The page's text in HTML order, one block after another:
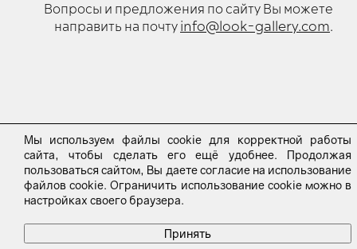
Вопросы и предложения по сайту Вы можете
направить на почтуinfo@look-gallery.com.
Мы используем файлы cookie для корректной работы
сайта, чтобы сделать его ещё удобнее. Продолжая
пользоваться сайтом, Вы даете согласие на использование
файлов cookie. Ограничить использование cookie можно в
настройках своего браузера.
Принять